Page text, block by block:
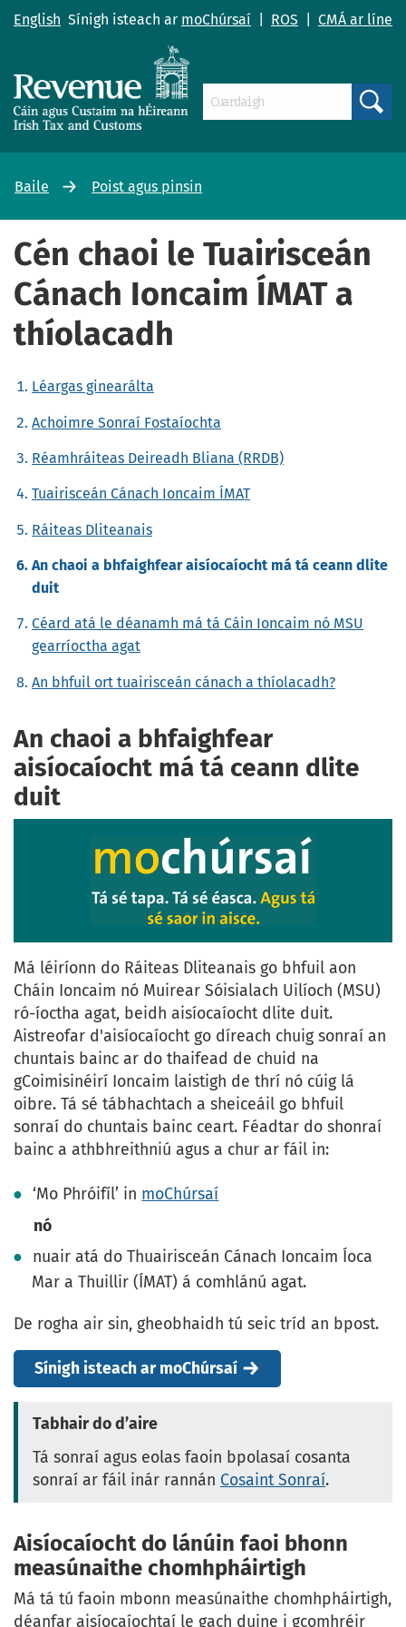
English Sínigh isteach ar moChúrsaí ROS CMÁ ar líne
Baile Poist agus pinsin
Cén chaoi le Tuairisceán
Cánach Ioncaim ÍMAT a
thíolacadh
Léargas ginearálta
Achoimre Sonraí Fostaíochta
Réamhráiteas Deireadh Bliana (RRDB)
Tuairisceán Cánach Ioncaim ÍMAT
Ráiteas Dliteanais
An chaoi a bhfaighfear aisíocaíocht má tá ceann dlite
duit
Céard atá le déanamh má tá Cáin Ioncaim nó MSU
gearríoctha agat
An bhfuil ort tuairisceán cánach a thíolacadh?
An chaoi a bhfaighfear
aisíocaíocht má tá ceann dlite
duit
Má léiríonn do Ráiteas Dliteanais go bhfuil aon
Cháin Ioncaim nó Muirear Sóisialach Uilíoch (MSU)
ró-íoctha agat, beidh aisíocaíocht dlite duit.
Aistreofar d'aisíocaíocht go díreach chuig sonraí an
chuntais bainc ar do thaifead de chuid na
gCoimisinéirí Ioncaim laistigh de thrí nó cúig lá
oibre. Tá sé tábhachtach a sheiceáil go bhfuil
sonraí do chuntais bainc ceart. Féadtar do shonraí
bainc a athbhreithniú agus a chur ar fáil in:
‘Mo Phróifíl’ in moChúrsaí
nó
nuair atá do Thuairisceán Cánach Ioncaim Íoca
Mar a Thuillir (ÍMAT) á comhlánú agat.
De rogha air sin, gheobhaidh tú seic tríd an bpost.
Sínigh isteach ar moChúrsaí
Tabhair do d’aire
Tá sonraí agus eolas faoin bpolasaí cosanta
sonraí ar fáil inár rannán Cosaint Sonraí.
Aisíocaíocht do lánúin faoi bhonn
measúnaithe chomhpháirtigh
Má tá tú faoin mbonn measúnaithe chomhpháirtigh,
déanfar aisíocaíochtaí le gach duine i gcomhréir